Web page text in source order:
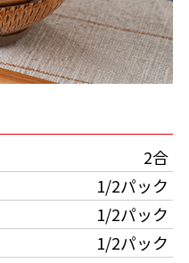
2合
1/2パック
1/2パック
1/2パック